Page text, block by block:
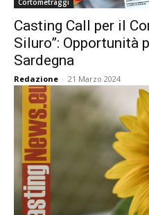
Cortometraggi
Casting Call per il
Siluro”: Opportunità
Sardegna
Redazione - 21 Marzo 2024